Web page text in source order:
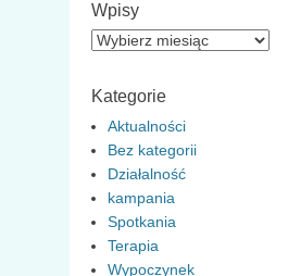
Wpisy
Wpisy
Kategorie
Aktualności
Bez kategorii
Działalność
kampania
Spotkania
Terapia
Wypoczynek